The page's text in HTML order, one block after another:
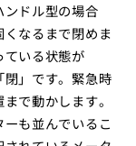
ドル型の場合
なるまで閉めま
いる状態が
閉」です。緊急時
で動かします。
も並んでいるこ